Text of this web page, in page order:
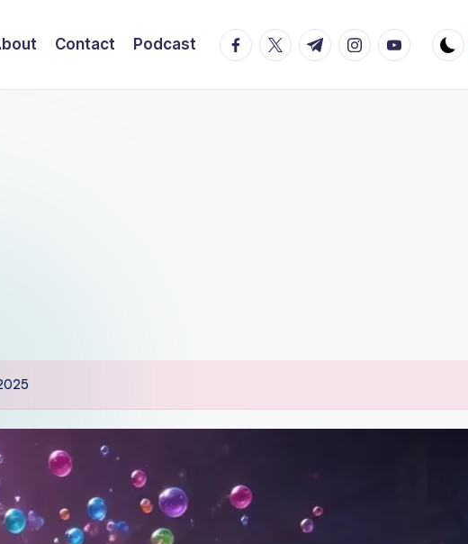
Contact Podcast facebook.com
twitter.com
t.me instagram.com
youtube.com